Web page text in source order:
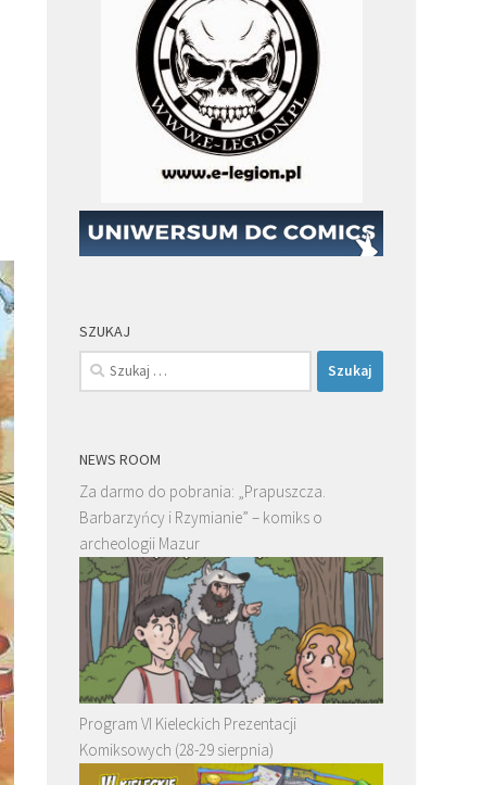
SZUKAJ
Szukaj:
NEWS ROOM
Za darmo do pobrania: „Prapuszcza.
Barbarzyńcy i Rzymianie” – komiks o
archeologii Mazur
Program VI Kieleckich Prezentacji
Komiksowych (28-29 sierpnia)